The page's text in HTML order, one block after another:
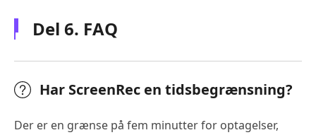
Del 6. FAQ
Har ScreenRec en tidsbegrænsning?
Der er en grænse på fem minutter for optagelser,